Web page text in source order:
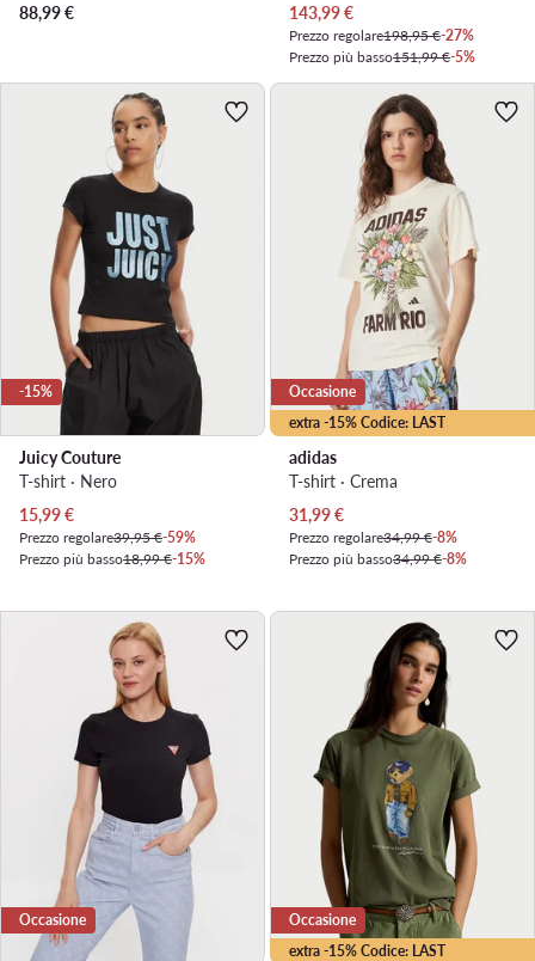
88,99€
Prezzo attuale
143,99€
Prezzo regolare198,95 €-27%
Prezzo più basso151,99 €-5%
-15%
Juicy Couture
T-shirt · Nero
Prezzo attuale
15,99€
Prezzo regolare39,95 €-59%
Prezzo più basso18,99 €-15%
extra -15% Codice: LAST
Occasione
adidas
T-shirt · Crema
Prezzo attuale
31,99€
Prezzo regolare34,99 €-8%
Prezzo più basso34,99 €-8%
Occasione
extra -15% Codice: LAST
Occasione